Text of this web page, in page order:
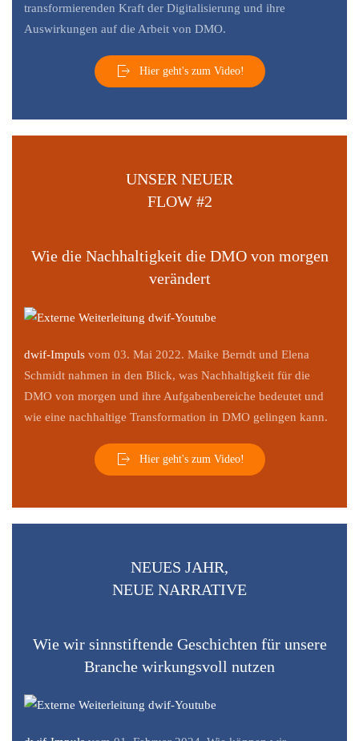
transformierenden Kraft der Digitalisierung und ihre
Auswirkungen auf die Arbeit von DMO.
Hier geht's zum Video!
UNSER NEUER
FLOW #2
Wie die Nachhaltigkeit die DMO von morgen
verändert
dwif-Impuls vom 03. Mai 2022. Maike Berndt und Elena
Schmidt nahmen in den Blick, was Nachhaltigkeit für die
DMO von morgen und ihre Aufgabenbereiche bedeutet und
wie eine nachhaltige Transformation in DMO gelingen kann.
Hier geht's zum Video!
NEUES JAHR,
NEUE NARRATIVE
Wie wir sinnstiftende Geschichten für unsere
Branche wirkungsvoll nutzen